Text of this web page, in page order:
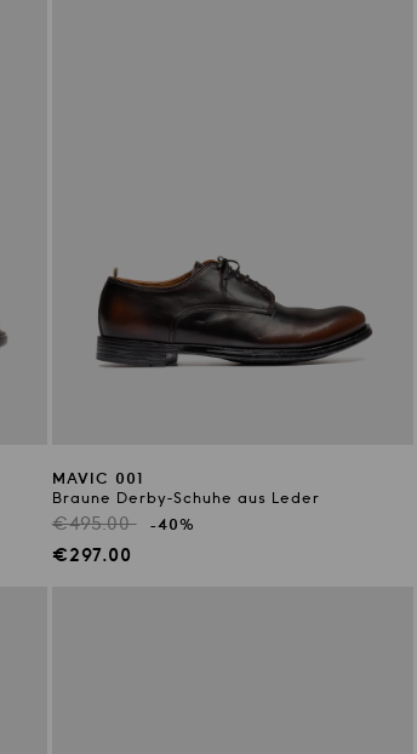
MAVIC 001
Braune Derby-Schuhe aus Leder
Regulärer
Preis
€495.00 -40%
Verkaufspreis
€297.00